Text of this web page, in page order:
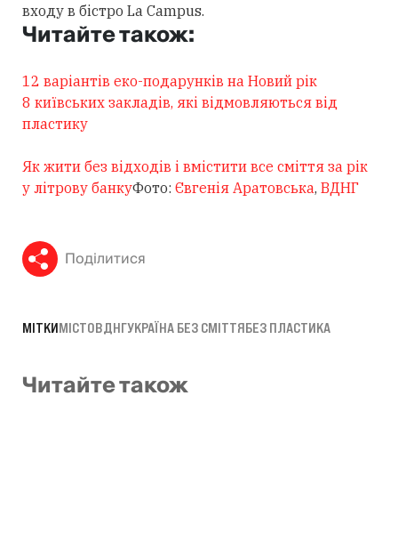
входу в бістро La Campus.
Читайте також:
12 варіантів еко-подарунків на Новий рік
8 київських закладів, які відмовляються від
пластику
Як жити без відходів і вмістити все сміття за рік
у літрову банкуФото: Євгенія Аратовська, ВДНГ
Поділитися
МІТКИМІСТОВДНГУКРАЇНА БЕЗ СМІТТЯБЕЗ ПЛАСТИКА
Читайте також